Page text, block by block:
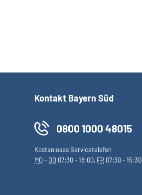
Kontakt Bayern Süd
0800 1000 48015
Kostenloses Servicetelefon
MO- DO 07:30 - 18:00, FR 07:30 - 15:30